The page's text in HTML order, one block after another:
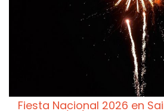
Fiesta Nacional 2026 en